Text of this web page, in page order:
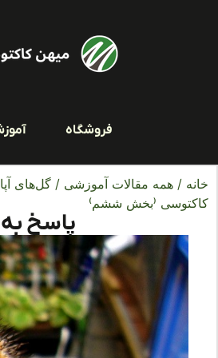
فروشگاه
خانه / همه مقالات آموزشی / گل‌های
کاکتوسی (بخش ششم)
پاسخ